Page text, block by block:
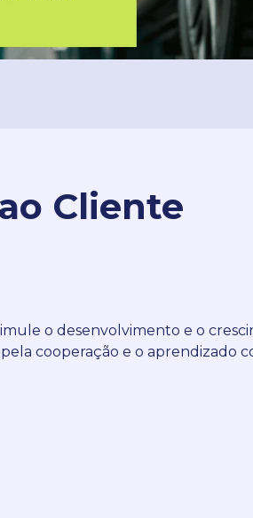
Cliente
o desenvolvimento e o
cooperação e o aprendizado